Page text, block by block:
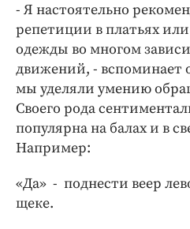
- Я настоятельно
репетиции в платьях
одежды во многом
движений, - вспоминает
мы уделяли умению
Своего рода
популярна на балах и в
Например:
«Да» - поднести веер
щеке.